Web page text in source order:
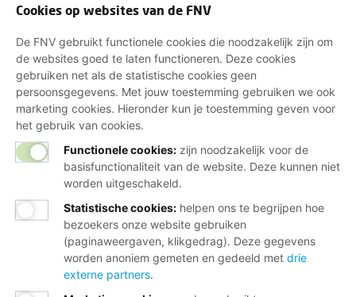
Cookies op websites van de FNV
De FNV gebruikt functionele cookies die noodzakelijk zijn om
de websites goed te laten functioneren. Deze cookies
gebruiken net als de statistische cookies geen
persoonsgegevens. Met jouw toestemming gebruiken we ook
marketing cookies. Hieronder kun je toestemming geven voor
het gebruik van cookies.
Functionele cookies: zijn noodzakelijk voor de
basisfunctionaliteit van de website. Deze kunnen niet
worden uitgeschakeld.
Statistische cookies: helpen ons te begrijpen hoe
bezoekers onze website gebruiken
(paginaweergaven, klikgedrag). Deze gegevens
worden anoniem gemeten en gedeeld met drie
externe partners.